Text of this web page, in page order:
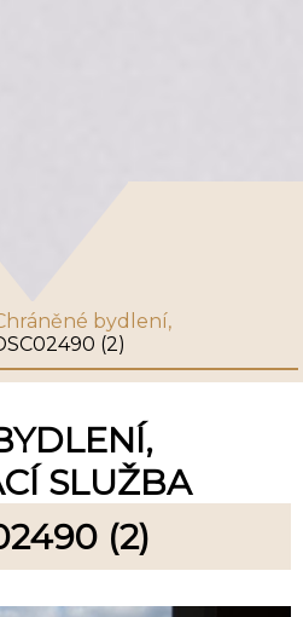
bydlení,
(2)
SLUŽBA
(2)